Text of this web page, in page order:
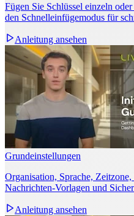
Fügen Sie Schlüssel einzeln
den Schnelleinfügemodus für
Anleitung ansehen
Grundeinstellungen
Organisation, Sprache,
Nachrichten‑Vorlagen und
Anleitung ansehen